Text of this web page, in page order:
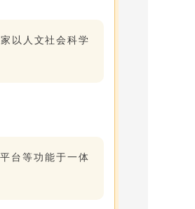
以人文社会科学
台等功能于一体